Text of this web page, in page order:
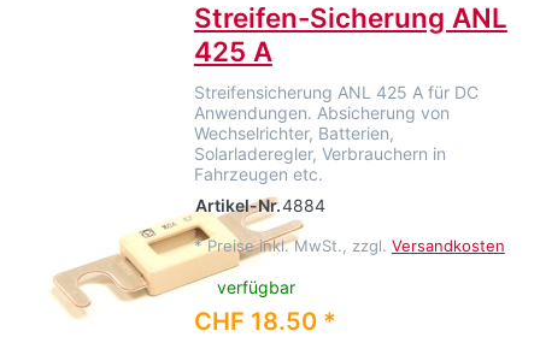
Streifen-Sicherung ANL
425 A
Streifensicherung ANL 425 A für DC
Anwendungen. Absicherung von
Wechselrichter, Batterien,
Solarladeregler, Verbrauchern in
Fahrzeugen etc.
Artikel-Nr.4884
* Preise inkl. MwSt., zzgl. Versandkosten
verfügbar
CHF 18.50 *